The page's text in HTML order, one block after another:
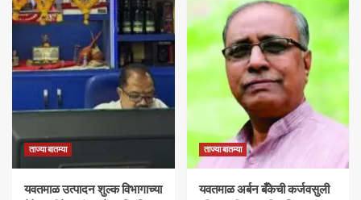
ताज्या बातम्या
यवतमाळ उत्पादन शुल्क विभागाच्या
ताज्या बातम्या
​यवतमाळ अर्बन बँकेची कर्जवसुली